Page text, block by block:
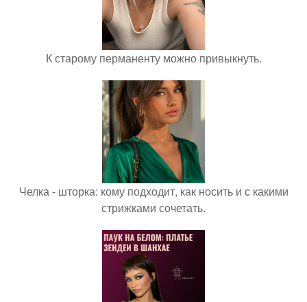
К старому перманенту можно привыкнуть.
Челка - шторка: кому подходит, как носить и с какими
стрижками сочетать.